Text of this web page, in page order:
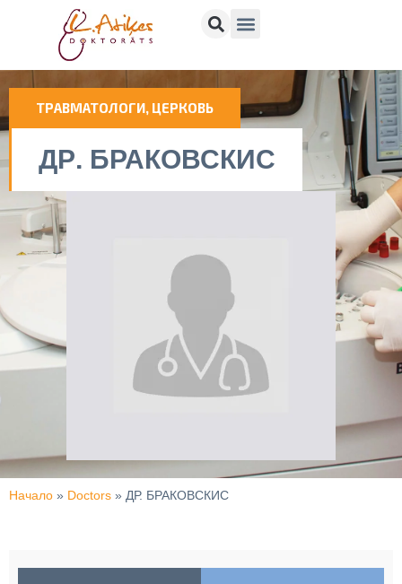
ТРАВМАТОЛОГИ, ЦЕРКОВЬ
ДР. БРАКОВСКИС
Начало » Doctors » ДР. БРАКОВСКИС